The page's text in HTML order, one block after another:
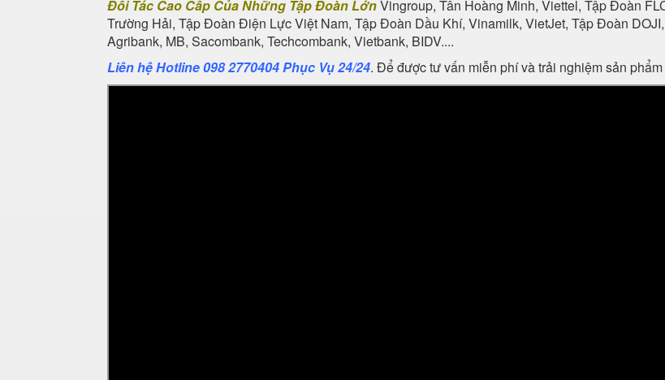
Đối Tác Cao Cấp Của Những Tập Đoàn LớnVingroup, Tân Hoàng Minh, Viettel, Tập Đoàn
Trường Hải, Tập Đoàn Điện Lực Việt Nam, Tập Đoàn Dầu Khí, Vinamilk, VietJet, Tập Đoàn
Agribank, MB, Sacombank, Techcombank, Vietbank, BIDV....
Liên hệ Hotline 098 2770404 Phục Vụ 24/24. Để được tư vấn miễn phí và trải nghiệm sản